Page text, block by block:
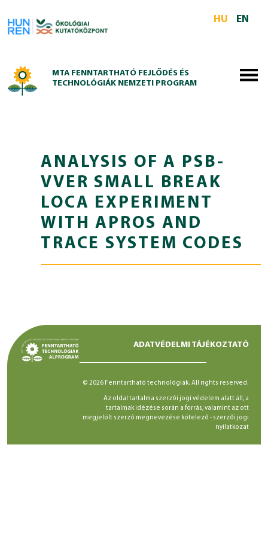
HU
EN
MTA FENNTARTHATÓ FEJLŐDÉS ÉS
TECHNOLÓGIÁK NEMZETI PROGRAM
ANALYSIS OF A PSB-
VVER SMALL BREAK
LOCA EXPERIMENT
WITH APROS AND
TRACE SYSTEM CODES
ADATVÉDELMI TÁJÉKOZTATÓ
© 2026 Fenntartható technológiák. All rights reserved.
Az oldal tartalma szerzői jogi védelem alatt áll, a
tartalmak idézése során a forrás, valamint az ott
megjelölt szerző megnevezése kötelező - szerzői jogi
nyilatkozat